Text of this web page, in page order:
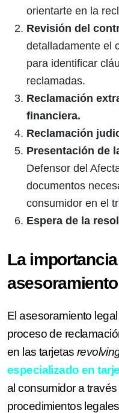
orientarte en la
Revisión del
detalladamente el
para identificar
reclamadas.
Reclamación
financiera.
Reclamación
Presentación de
Defensor del
documentos
consumidor en el
Espera de la
La
El asesoramiento
proceso de
en las tarjetas
especializado en
al consumidor a
procedimientos